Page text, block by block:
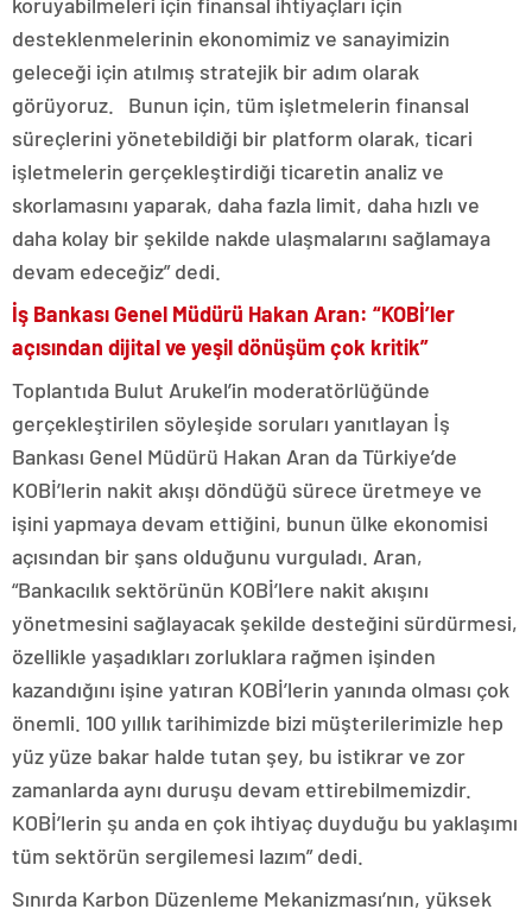
desteklenmelerinin ekonomimiz ve sanayimizin
geleceği için atılmış stratejik bir adım olarak
görüyoruz. Bunun için, tüm işletmelerin finansal
süreçlerini yönetebildiği bir platform olarak, ticari
işletmelerin gerçekleştirdiği ticaretin analiz ve
skorlamasını yaparak, daha fazla limit, daha hızlı ve
daha kolay bir şekilde nakde ulaşmalarını sağlamaya
devam edeceğiz” dedi.
İş Bankası Genel Müdürü Hakan Aran: “KOBİ’ler
açısından dijital ve yeşil dönüşüm çok kritik”
Toplantıda Bulut Arukel’in moderatörlüğünde
gerçekleştirilen söyleşide soruları yanıtlayan İş
Bankası Genel Müdürü Hakan Aran da Türkiye’de
KOBİ’lerin nakit akışı döndüğü sürece üretmeye ve
işini yapmaya devam ettiğini, bunun ülke ekonomisi
açısından bir şans olduğunu vurguladı. Aran,
“Bankacılık sektörünün KOBİ’lere nakit akışını
yönetmesini sağlayacak şekilde desteğini sürdürmesi,
özellikle yaşadıkları zorluklara rağmen işinden
kazandığını işine yatıran KOBİ’lerin yanında olması çok
önemli. 100 yıllık tarihimizde bizi müşterilerimizle hep
yüz yüze bakar halde tutan şey, bu istikrar ve zor
zamanlarda aynı duruşu devam ettirebilmemizdir.
KOBİ’lerin şu anda en çok ihtiyaç duyduğu bu yaklaşımı
tüm sektörün sergilemesi lazım” dedi.
Sınırda Karbon Düzenleme Mekanizması’nın, yüksek